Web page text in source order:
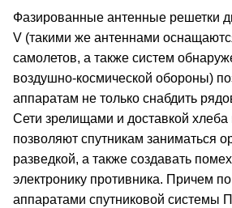
Фазированные антенные решетки
V (такими же антеннами
самолетов, а также систем
воздушно-космической обороны)
аппаратам не только снабдить
Сети зрелищами и доставкой
позволяют спутникам заниматься
разведкой, а также создавать
электронику противника. Причем
аппаратами спутниковой системы